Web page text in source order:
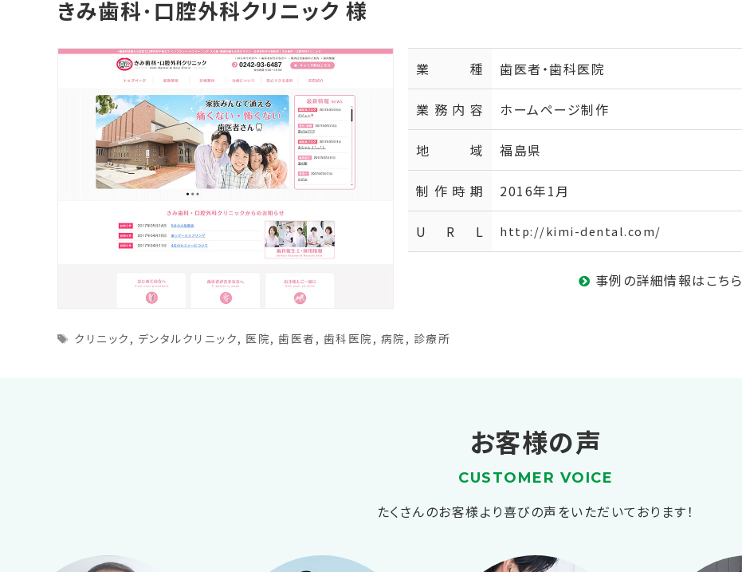
きみ歯科･口腔外科クリニック 様
業種 歯医者・歯科医院
業務内容 ホームページ制作
地域 福島県
制作時期 2016年1月
U R L http://kimi-dental.com/
事例の詳細情報はこちら
Tags
クリニック , デンタルクリニック, 医院,歯医者 , 歯科医院 , 病院 , 診療所
お客様の声
CUSTOMER VOICE
たくさんのお客様より喜びの声をいただいております！